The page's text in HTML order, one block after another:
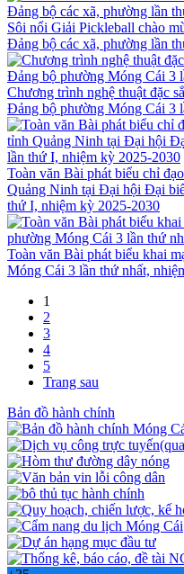
Sôi nổi Giải Pickleball chào
Đảng bộ các xã, phường lần
Chương trình nghệ thuật đặc
Đảng bộ phường Móng Cái 3
Toàn văn Bài phát biểu chỉ
Quảng Ninh tại Đại hội Đại
thứ I, nhiệm kỳ 2025-2030
Toàn văn Bài phát biểu khai
Móng Cái 3 lần thứ nhất,
1
2
3
4
5
Trang sau
Bản đồ hành chính